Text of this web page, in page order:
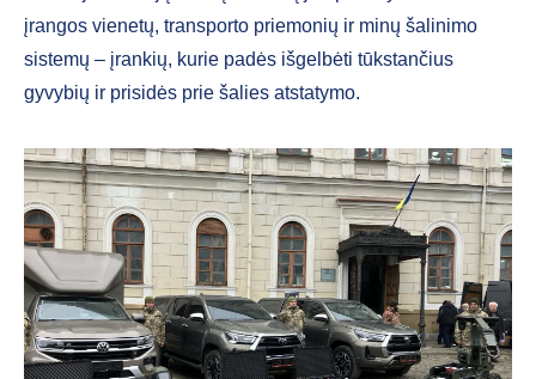
įrangos vienetų, transporto priemonių ir minų šalinimo
sistemų – įrankių, kurie padės išgelbėti tūkstančius
gyvybių ir prisidės prie šalies atstatymo.